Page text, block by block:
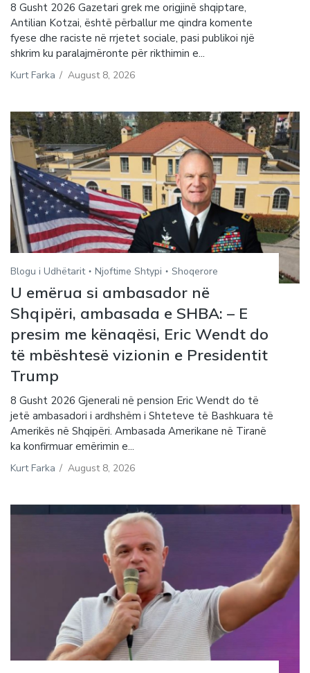
8 Gusht 2026 Gazetari grek me origjinë shqiptare,
Antilian Kotzai, është përballur me qindra komente
fyese dhe raciste në rrjetet sociale, pasi publikoi një
shkrim ku paralajmëronte për rikthimin e...
Kurt Farka / August 8, 2026
Blogu i Udhëtarit Njoftime Shtypi Shoqerore
U emërua si ambasador në
Shqipëri, ambasada e SHBA: – E
presim me kënaqësi, Eric Wendt do
të mbështesë vizionin e Presidentit
Trump
8 Gusht 2026 Gjenerali në pension Eric Wendt do të
jetë ambasadori i ardhshëm i Shteteve të Bashkuara të
Amerikës në Shqipëri. Ambasada Amerikane në Tiranë
ka konfirmuar emërimin e...
Kurt Farka / August 8, 2026